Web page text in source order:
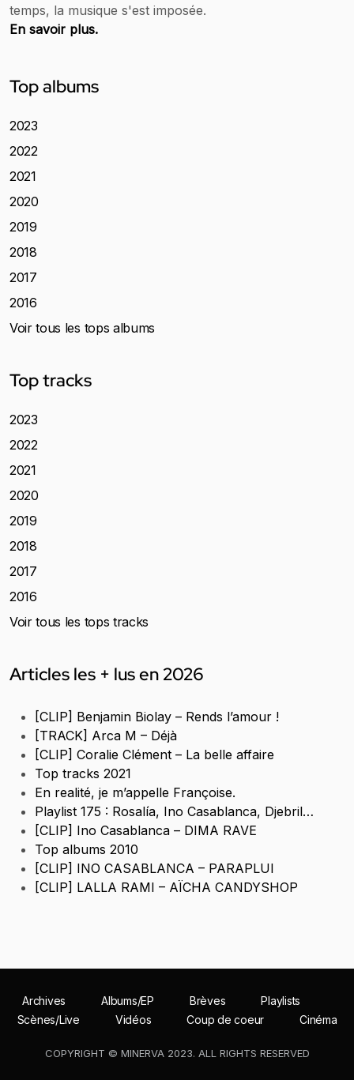
temps, la musique s'est imposée.
En savoir plus.
Top albums
2023
2022
2021
2020
2019
2018
2017
2016
Voir tous les tops albums
Top tracks
2023
2022
2021
2020
2019
2018
2017
2016
Voir tous les tops tracks
Articles les + lus en 2026
[CLIP] Benjamin Biolay – Rends l’amour !
[TRACK] Arca M – Déjà
[CLIP] Coralie Clément – La belle affaire
Top tracks 2021
En realité, je m’appelle Françoise.
Playlist 175 : Rosalía, Ino Casablanca, Djebril…
[CLIP] Ino Casablanca – DIMA RAVE
Top albums 2010
[CLIP] INO CASABLANCA – PARAPLUI
[CLIP] LALLA RAMI – AÏCHA CANDYSHOP
Archives Albums/EP Brèves
Playlists
Scènes/Live
Vidéos Coup de coeur Cinéma
COPYRIGHT © MINERVA 2023. ALL RIGHTS RESERVED